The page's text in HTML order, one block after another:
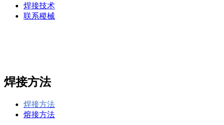
焊接技术
联系稷械
焊接方法
焊接方法
熔接方法